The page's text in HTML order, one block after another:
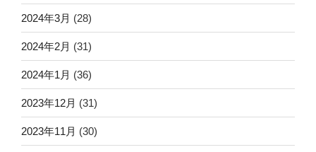
2024年3月 (28)
2024年2月 (31)
2024年1月 (36)
2023年12月 (31)
2023年11月 (30)